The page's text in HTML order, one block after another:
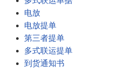
电放
电放提单
第三者提单
多式联运提单
到货通知书